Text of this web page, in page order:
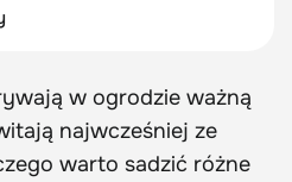
w ogrodzie ważną
najwcześniej ze
warto sadzić różne